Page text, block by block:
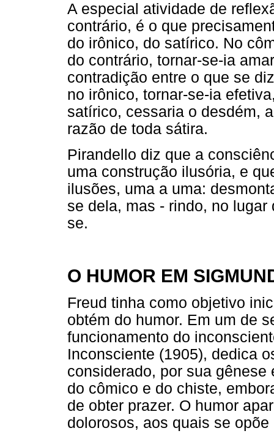
A especial atividade de
contrário, é o que
do irônico, do satírico. No
do contrário, tornar-se-ia
contradição entre o que se
no irônico, tornar-se-ia
satírico, cessaria o desdém,
razão de toda sátira.
Pirandello diz que a
uma construção ilusória, e
ilusões, uma a uma:
se dela, mas - rindo, no
se.
O HUMOR EM
Freud tinha como objetivo
obtém do humor. Em um de
funcionamento do
Inconsciente (1905), dedica
considerado, por sua
do cômico e do chiste,
de obter prazer. O humor
dolorosos, aos quais se opõe